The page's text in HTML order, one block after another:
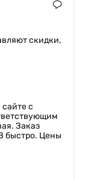
скидки,
с
Заказ
быстро. Цены